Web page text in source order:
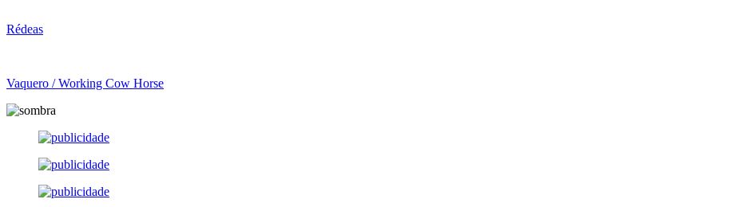
Rédeas
Vaquero / Working Cow Horse